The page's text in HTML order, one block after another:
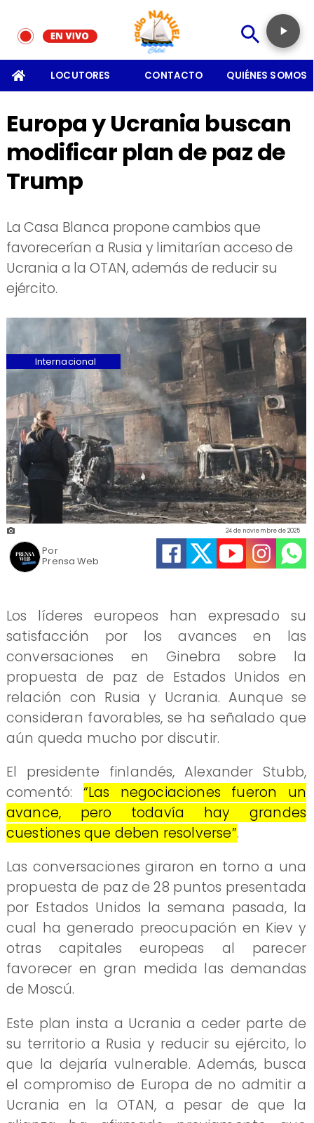
LOCUTORES CONTACTO QUIÉNES SOMOS
Europa y Ucrania buscan
modificar plan de paz de
Trump
La Casa Blanca propone cambios que
favorecerían a Rusia y limitarían acceso de
Ucrania a la OTAN, además de reducir su
ejército.
Prensa Web
24 de noviembre de 2025
Internacional
Por
Los líderes europeos han expresado su
satisfacción por los avances en las
conversaciones en Ginebra sobre la
propuesta de paz de Estados Unidos en
relación con Rusia y Ucrania. Aunque se
consideran favorables, se ha señalado que
aún queda mucho por discutir.
El presidente finlandés, Alexander Stubb,
comentó: “Las negociaciones fueron un
avance, pero todavía hay grandes
cuestiones que deben resolverse”.
Las conversaciones giraron en torno a una
propuesta de paz de 28 puntos presentada
por Estados Unidos la semana pasada, la
cual ha generado preocupación en Kiev y
otras capitales europeas al parecer
favorecer en gran medida las demandas
de Moscú.
Este plan insta a Ucrania a ceder parte de
su territorio a Rusia y reducir su ejército, lo
que la dejaría vulnerable. Además, busca
el compromiso de Europa de no admitir a
Ucrania en la OTAN, a pesar de que la